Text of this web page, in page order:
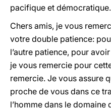
pacifique et démocratique.
Chers amis, je vous
votre double patience:
l’autre patience, pour
je vous remercie pour
remercie. Je vous assure
proche de vous dans ce
l’homme dans le domaine